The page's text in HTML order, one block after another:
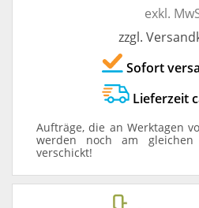
exkl.
zzgl.
Sofort
Lieferzeit
Aufträge, die an Werktagen
werden noch am
verschickt!